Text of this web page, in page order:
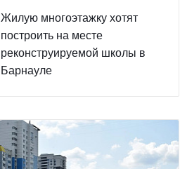
Жилую многоэтажку хотят
построить на месте
реконструируемой школы в
Барнауле